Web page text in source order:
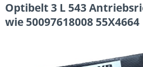
Optibelt 3 L 543
wie 50097618008 55X4664